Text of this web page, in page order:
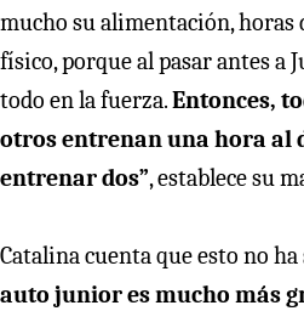
mucho su alimentación, horas
físico, porque al pasar antes a
todo en la fuerza.Entonces,
otros entrenan una hora al
entrenar dos”, establece su
Catalina cuenta que esto no
auto junior es mucho más